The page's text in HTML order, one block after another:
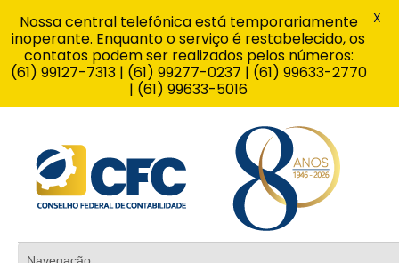
Nossa central telefônica está temporariamente
inoperante. Enquanto o serviço é restabelecido, os
contatos podem ser realizados pelos números:
(61) 99127-7313 | (61) 99277-0237 | (61) 99633-2770
| (61) 99633-5016
X